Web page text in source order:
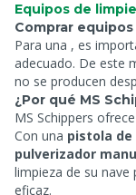
Equipos de
Comprar
Para una , es
adecuado. De este
no se producen
¿Por qué MS
MS Schippers
Con una pistola de
pulverizador
limpieza de su
eficaz.